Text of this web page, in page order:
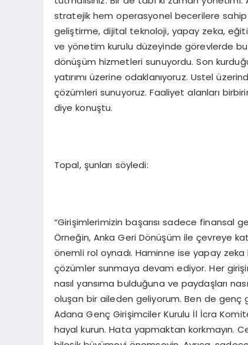
stratejik hem operasyonel becerilere
geliştirme, dijital teknoloji, yapay zeka,
ve yönetim kurulu düzeyinde görevlerde
dönüşüm hizmetleri sunuyordu. Son
yatırımı üzerine odaklanıyoruz. Ustel
çözümleri sunuyoruz. Faaliyet alanları
diye konuştu.
Topal, şunları söyledi:
“Girişimlerimizin başarısı sadece
Örneğin, Anka Geri Dönüşüm ile çevreye
önemli rol oynadı. Haminne ise yapay
çözümler sunmaya devam ediyor. Her
nasıl yansıma bulduğuna ve paydaşları
oluşan bir aileden geliyorum. Ben de genç
Adana Genç Girişimciler Kurulu İl İcra
hayal kurun. Hata yapmaktan korkmayın.